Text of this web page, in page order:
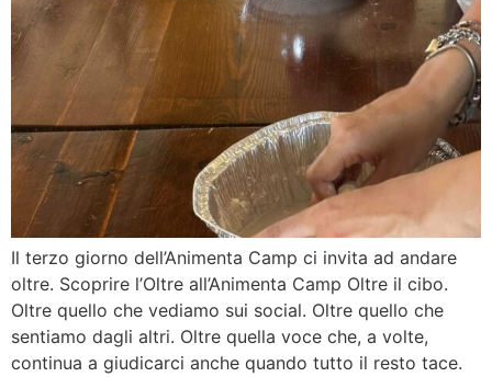
Il terzo giorno dell’Animenta Camp ci invita ad andare
oltre. Scoprire l’Oltre all’Animenta Camp Oltre il cibo.
Oltre quello che vediamo sui social. Oltre quello che
sentiamo dagli altri. Oltre quella voce che, a volte,
continua a giudicarci anche quando tutto il resto tace.